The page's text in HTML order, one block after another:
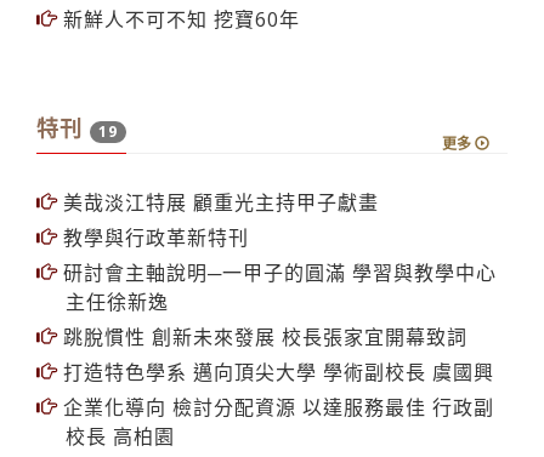
新鮮人不可不知 挖寶60年
特刊 19
更多
美哉淡江特展 顧重光主持甲子獻畫
教學與行政革新特刊
研討會主軸說明─一甲子的圓滿 學習與教學中心
主任徐新逸
跳脫慣性 創新未來發展 校長張家宜開幕致詞
打造特色學系 邁向頂尖大學 學術副校長 虞國興
企業化導向 檢討分配資源 以達服務最佳 行政副
校長 高柏園